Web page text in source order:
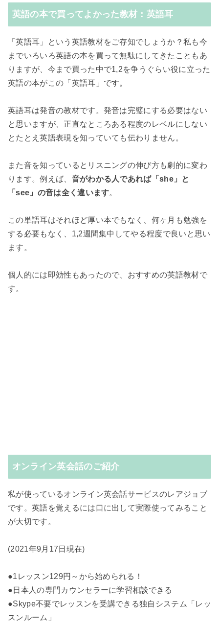
英語の本で買ってよかった教材：英語耳
「英語耳」という英語教材をご存知でしょうか？私も今
までいろいろ英語の本を買って無駄にしてきたこともあ
りますが、今まで買った中で1,2を争うぐらい役に立った
英語の本がこの「英語耳」です。
英語耳は発音の教材です。発音は完璧にする必要はない
と思いますが、正直なところある程度のレベルにしない
とたとえ英語表現を知っていても伝わりません。
また音を知っているとリスニングの伸び方も劇的に変わ
ります。例えば、 音がわかる人であれば「she」と
「see」の音は全く違います。
この単語耳はそれほど厚い本でもなく、何ヶ月も勉強を
する必要もなく、1,2週間集中してやる程度で良いと思い
ます。
個人的には即効性もあったので、おすすめの英語教材で
す。
オンライン英会話のご紹介
私が使っているオンライン英会話サービスのレアジョブ
です。英語を覚えるには口に出して実際使ってみること
が大切です。
(2021年9月17日現在)
●1レッスン129円～から始められる！
●日本人の専門カウンセラーに学習相談できる
●Skype不要でレッスンを受講できる独自システム「レッ
スンルーム」